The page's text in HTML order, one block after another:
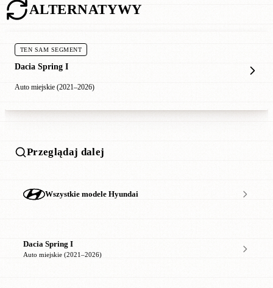
ALTERNATYWY
TEN SAM SEGMENT
Dacia Spring I
Auto miejskie (2021–2026)
Przeglądaj dalej
Wszystkie modele Hyundai
Dacia Spring I
Auto miejskie (2021–2026)